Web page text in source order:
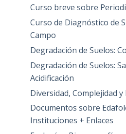
Curso breve sobre
Curso de Diagnóstico de
Campo
Degradación de Suelos:
Degradación de Suelos:
Acidificación
Diversidad, Complejidad y
Documentos sobre
Instituciones + Enlaces